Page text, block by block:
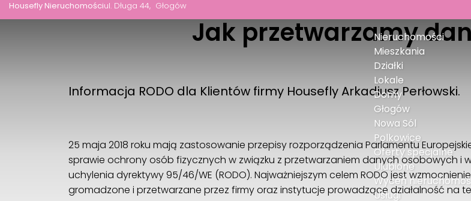
Housefly Nieruchomościul. Długa 44 Głogów
Nieruchomości
Mieszkania
Działki
Lokale
Domy
Głogów
Nowa Sól
Polkowice
Oferty specjalne
Ulubione
Wyceń
Usługi
Jak przetwarzamy
Informacja RODO dla Klientów firmy Housefly Arkadiusz Perłowski.
25 maja 2018 roku mają zastosowanie przepisy rozporządzenia Parlamentu
sprawie ochrony osób fizycznych w związku z przetwarzaniem danych osobowych i
uchylenia dyrektywy 95/46/WE (RODO). Najważniejszym celem RODO jest
gromadzone i przetwarzane przez firmy oraz instytucje prowadzące działalność na